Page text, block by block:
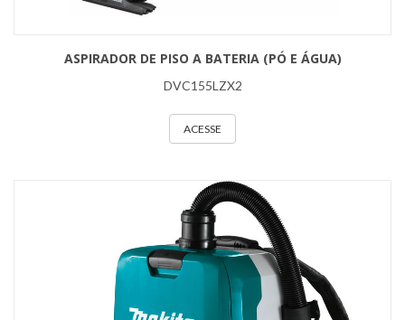
ASPIRADOR DE PISO A BATERIA (PÓ E ÁGUA)
DVC155LZX2
ACESSE